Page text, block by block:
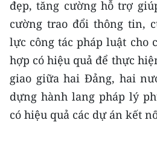
MỘT SẢN PHẨM
RADIO
MEDIA CENTER
E-Magazine
đẹp, tăng cường hỗ trợ
cường trao đổi thông tin,
lực công tác pháp luật cho
hợp có hiệu quả để thực
giao giữa hai Đảng, hai
dựng hành lang pháp lý
có hiệu quả các dự án kết